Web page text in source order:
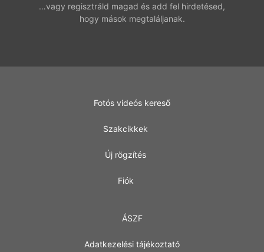
…vagy regisztráld magad és add fel hirdetésed,
hogy mások megtaláljanak.
Fotós videós kereső
Szakcikkek
Új rögzítés
Fiók
ÁSZF
Adatkezelési tájékoztató